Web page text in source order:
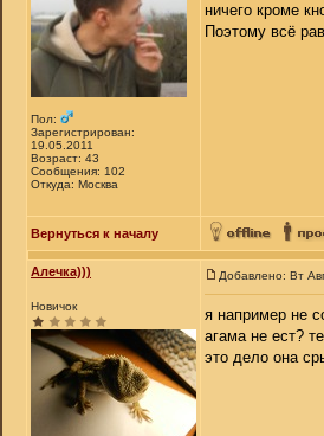
Пол:
Зарегистрирован:
19.05.2011
Возраст: 43
Сообщения: 102
Откуда: Москва
ничего кроме
Поэтому всё
Вернуться к началу
Алечка)))
Новичок
Добавлено: Вт
я например не
агама не ест?
это дело она